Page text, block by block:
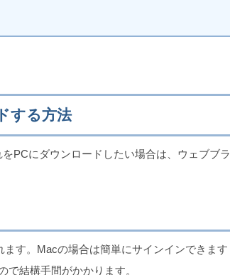
する方法
PCにダウンロードしたい場合は、ウェブブラ
す。Macの場合は簡単にサインインできます
で結構手間がかかります。